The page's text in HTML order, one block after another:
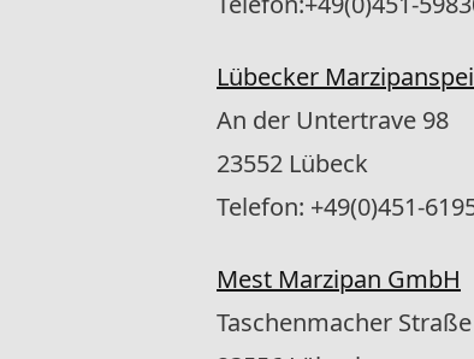
Lübecker
An der Untertrave 98
23552 Lübeck
Telefon: +49(0)451-
Mest Marzipan GmbH
Taschenmacher